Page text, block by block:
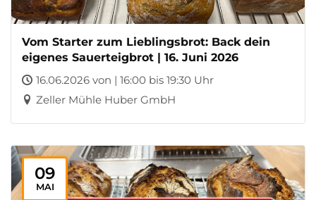
Vom Starter zum Lieblingsbrot: Back dein
eigenes Sauerteigbrot | 16. Juni 2026
16.06.2026 von | 16:00 bis 19:30 Uhr
Zeller Mühle Huber GmbH
09
MAI